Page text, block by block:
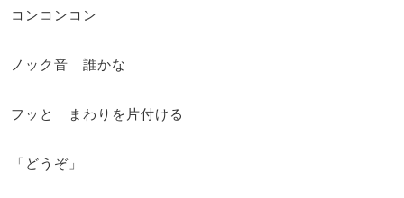
コンコンコン
ノック音 誰かな
フッと まわりを片付ける
「どうぞ」